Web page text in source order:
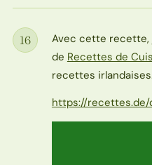
Étape
16
Avec cette recette,
de Recettes de
recettes
https://